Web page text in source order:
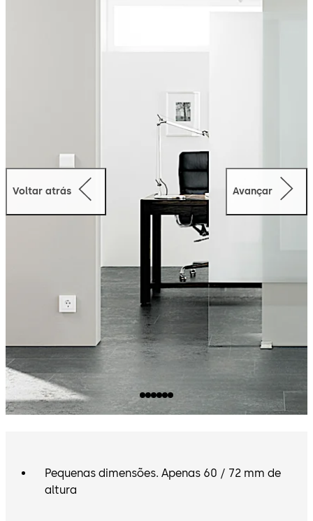
Voltar atrás Avançar
Pequenas dimensões. Apenas 60 / 72 mm de
altura